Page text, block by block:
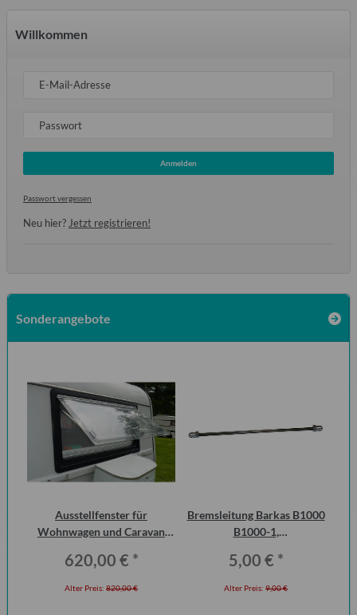
Willkommen
E-Mail-Adresse
Passwort
Anmelden
Passwort vergessen
Neu hier? Jetzt registrieren!
Sonderangebote
Ausstellfenster für
Wohnwagen und Caravan
Seitz
620,00 € *
Alter Preis: 820,00 €
Bremsleitung Barkas B1000
B1000-1,
5,00 € *
Alter Preis: 9,00 €